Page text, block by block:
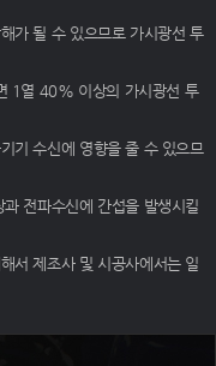
가 될 수 있으므로 가시광선 투
1열 40% 이상의 가시광선 투
기 수신에 영향을 줄 수 있으므
전파수신에 간섭을 발생시킬
서 제조사 및 시공사에서는 일